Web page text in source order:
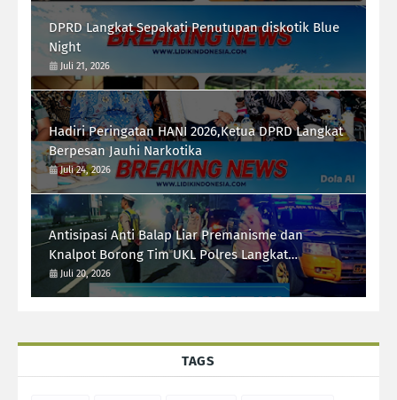
DPRD Langkat Sepakati Penutupan diskotik Blue
Night
Juli 21, 2026
Hadiri Peringatan HANI 2026,Ketua DPRD Langkat
Berpesan Jauhi Narkotika
Juli 24, 2026
Antisipasi Anti Balap Liar Premanisme dan
Knalpot Borong Tim UKL Polres Langkat
Laksanakan Patroli Malam
Juli 20, 2026
TAGS